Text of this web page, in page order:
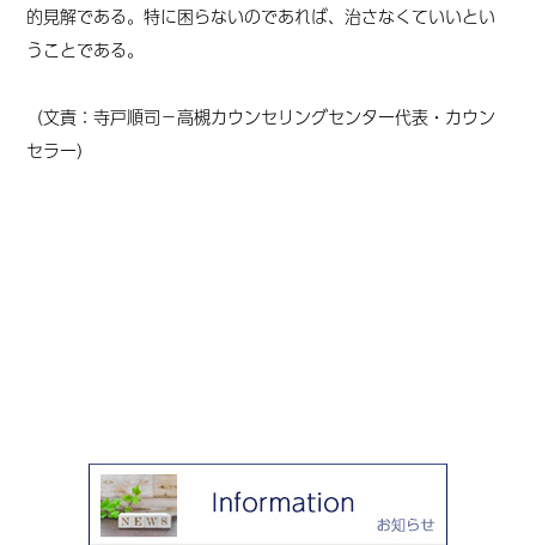
的見解である。特に困らないのであれば、治さなくていいとい
うことである。
（文責：寺戸順司－高槻カウンセリングセンター代表・カウン
セラー）